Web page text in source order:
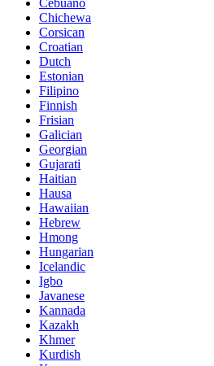
Cebuano
Chichewa
Corsican
Croatian
Dutch
Estonian
Filipino
Finnish
Frisian
Galician
Georgian
Gujarati
Haitian
Hausa
Hawaiian
Hebrew
Hmong
Hungarian
Icelandic
Igbo
Javanese
Kannada
Kazakh
Khmer
Kurdish